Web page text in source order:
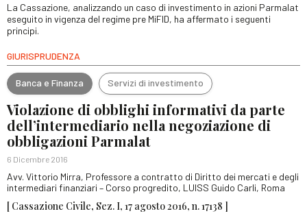
La Cassazione, analizzando un caso di investimento in azioni Parmalat
eseguito in vigenza del regime pre MiFID, ha affermato i seguenti
principi.
GIURISPRUDENZA
Banca e Finanza Servizi di investimento
Violazione di obblighi informativi da parte
dell’intermediario nella negoziazione di
obbligazioni Parmalat
6 Dicembre 2016
Avv. Vittorio Mirra, Professore a contratto di Diritto dei mercati e degli
intermediari finanziari – Corso progredito, LUISS Guido Carli, Roma
[ Cassazione Civile, Sez. I, 17 agosto 2016, n. 17138 ]